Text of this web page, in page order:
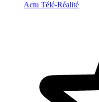
Actu Télé-Réalité